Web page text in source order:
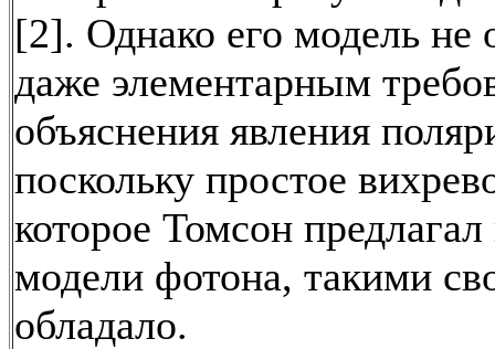
[2]. Однако его модель не
даже элементарным
объяснения явления
поскольку простое
которое Томсон предлагал
модели фотона, такими
обладало.